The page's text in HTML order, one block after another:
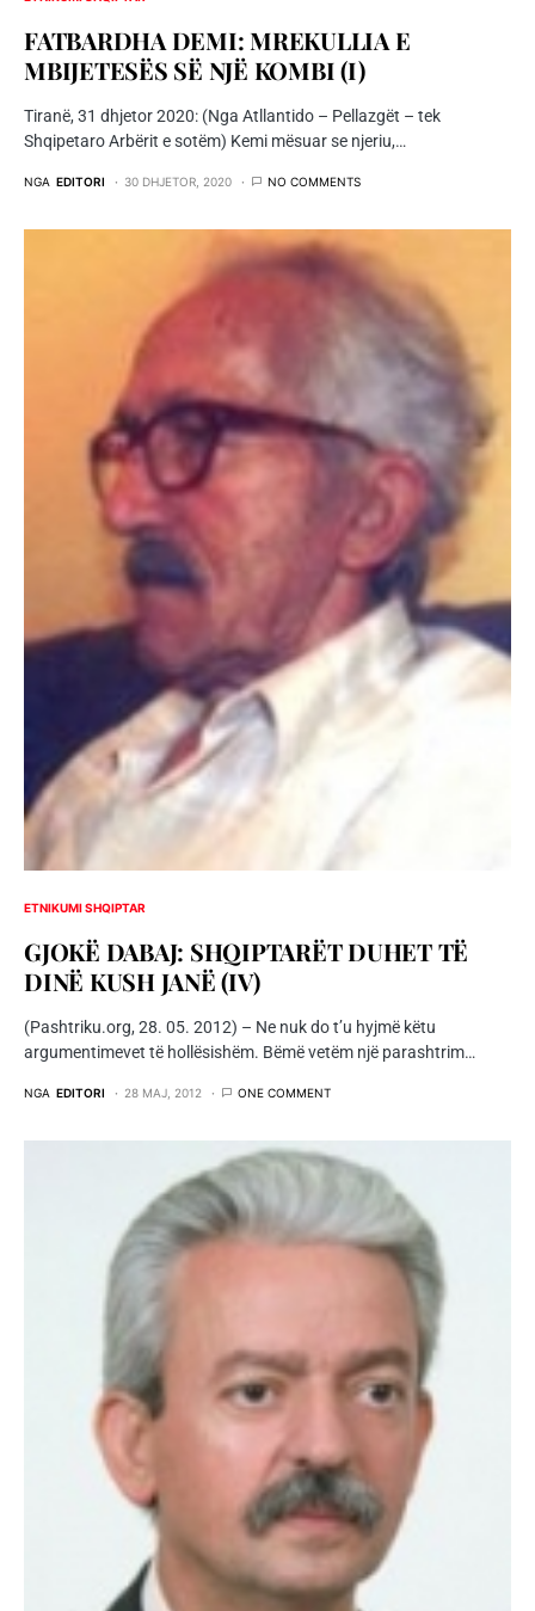
FATBARDHA DEMI: MREKULLIA E
MBIJETESËS SË NJË KOMBI (I)
Tiranë, 31 dhjetor 2020: (Nga Atllantido – Pellazgët – tek
Shqipetaro Arbërit e sotëm) Kemi mësuar se njeriu,…
NGA EDITORI 30 DHJETOR, 2020 NO COMMENTS
ETNIKUMI SHQIPTAR
GJOKË DABAJ: SHQIPTARËT DUHET TË
DINË KUSH JANË (IV)
(Pashtriku.org, 28. 05. 2012) – Ne nuk do t’u hyjmë këtu
argumentimevet të hollësishëm. Bëmë vetëm një parashtrim…
NGA EDITORI 28 MAJ, 2012 ONE COMMENT